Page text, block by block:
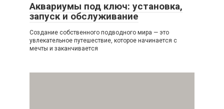
Аквариумы под ключ: установка,
запуск и обслуживание
Создание собственного подводного мира — это
увлекательное путешествие, которое начинается с
мечты и заканчивается